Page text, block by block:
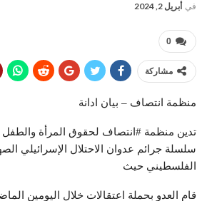
في أبريل 2, 2024
0
مشاركة
منظمة انتصاف – بيان ادانة
تدين منظمة #انتصاف لحقوق المرأة والطفل
سلسلة جرائم عدوان الاحتلال الإسرائيلي
الفلسطيني حيث
قام العدو بحملة اعتقالات خلال اليومين